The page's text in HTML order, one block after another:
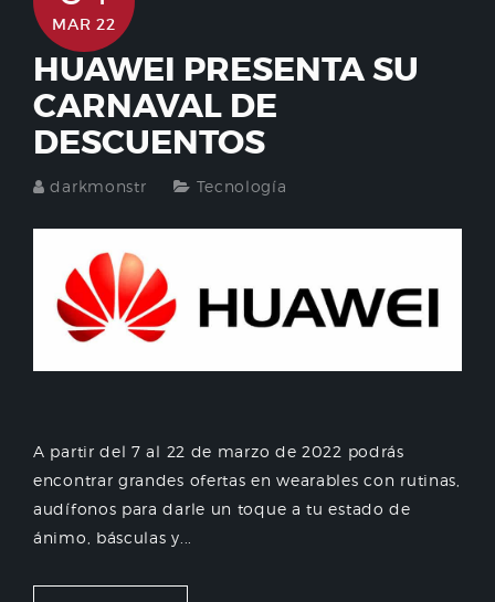
MAR 22
HUAWEI PRESENTA SU
CARNAVAL DE
DESCUENTOS
darkmonstr Tecnología
A partir del 7 al 22 de marzo de 2022 podrás
encontrar grandes ofertas en wearables con rutinas,
audífonos para darle un toque a tu estado de
ánimo, básculas y...